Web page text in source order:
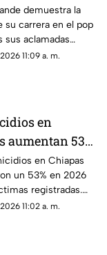
pese a las
su
de los
demuestra la
su carrera en el pop
sus aclamadas
por Wicked y
11:09 a. m.
en
aumentan 53%
estos son los
con la
de casos
en Chiapas
un 53% en 2026
registradas.
lidera la lista
11:02 a. m.